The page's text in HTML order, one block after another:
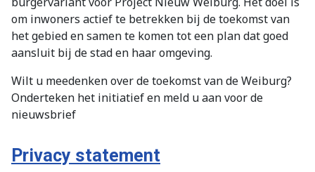
om inwoners actief te betrekken bij de toekomst van
het gebied en samen te komen tot een plan dat goed
aansluit bij de stad en haar omgeving.
Wilt u meedenken over de toekomst van de Weiburg?
Onderteken het initiatief en meld u aan voor de
nieuwsbrief
Privacy statement